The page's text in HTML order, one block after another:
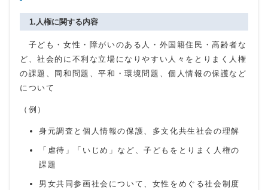
1.人権に関する内容
子ども・女性・障がいのある人・外国籍住民・高齢者な
ど、社会的に不利な立場になりやすい人々をとりまく人権
の課題、同和問題、平和・環境問題、個人情報の保護など
について
（例）
身元調査と個人情報の保護、多文化共生社会の理解
「虐待」「いじめ」など、子どもをとりまく人権の
課題
男女共同参画社会について、女性をめぐる社会制度